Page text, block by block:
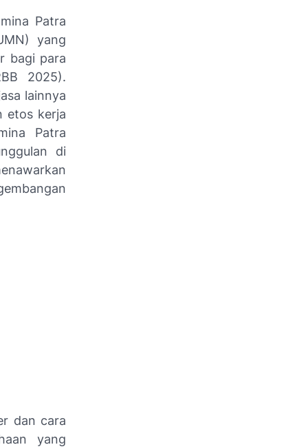
Patra
yang
bagi para
2025).
lainnya
etos kerja
Patra
di
dan cara
yang